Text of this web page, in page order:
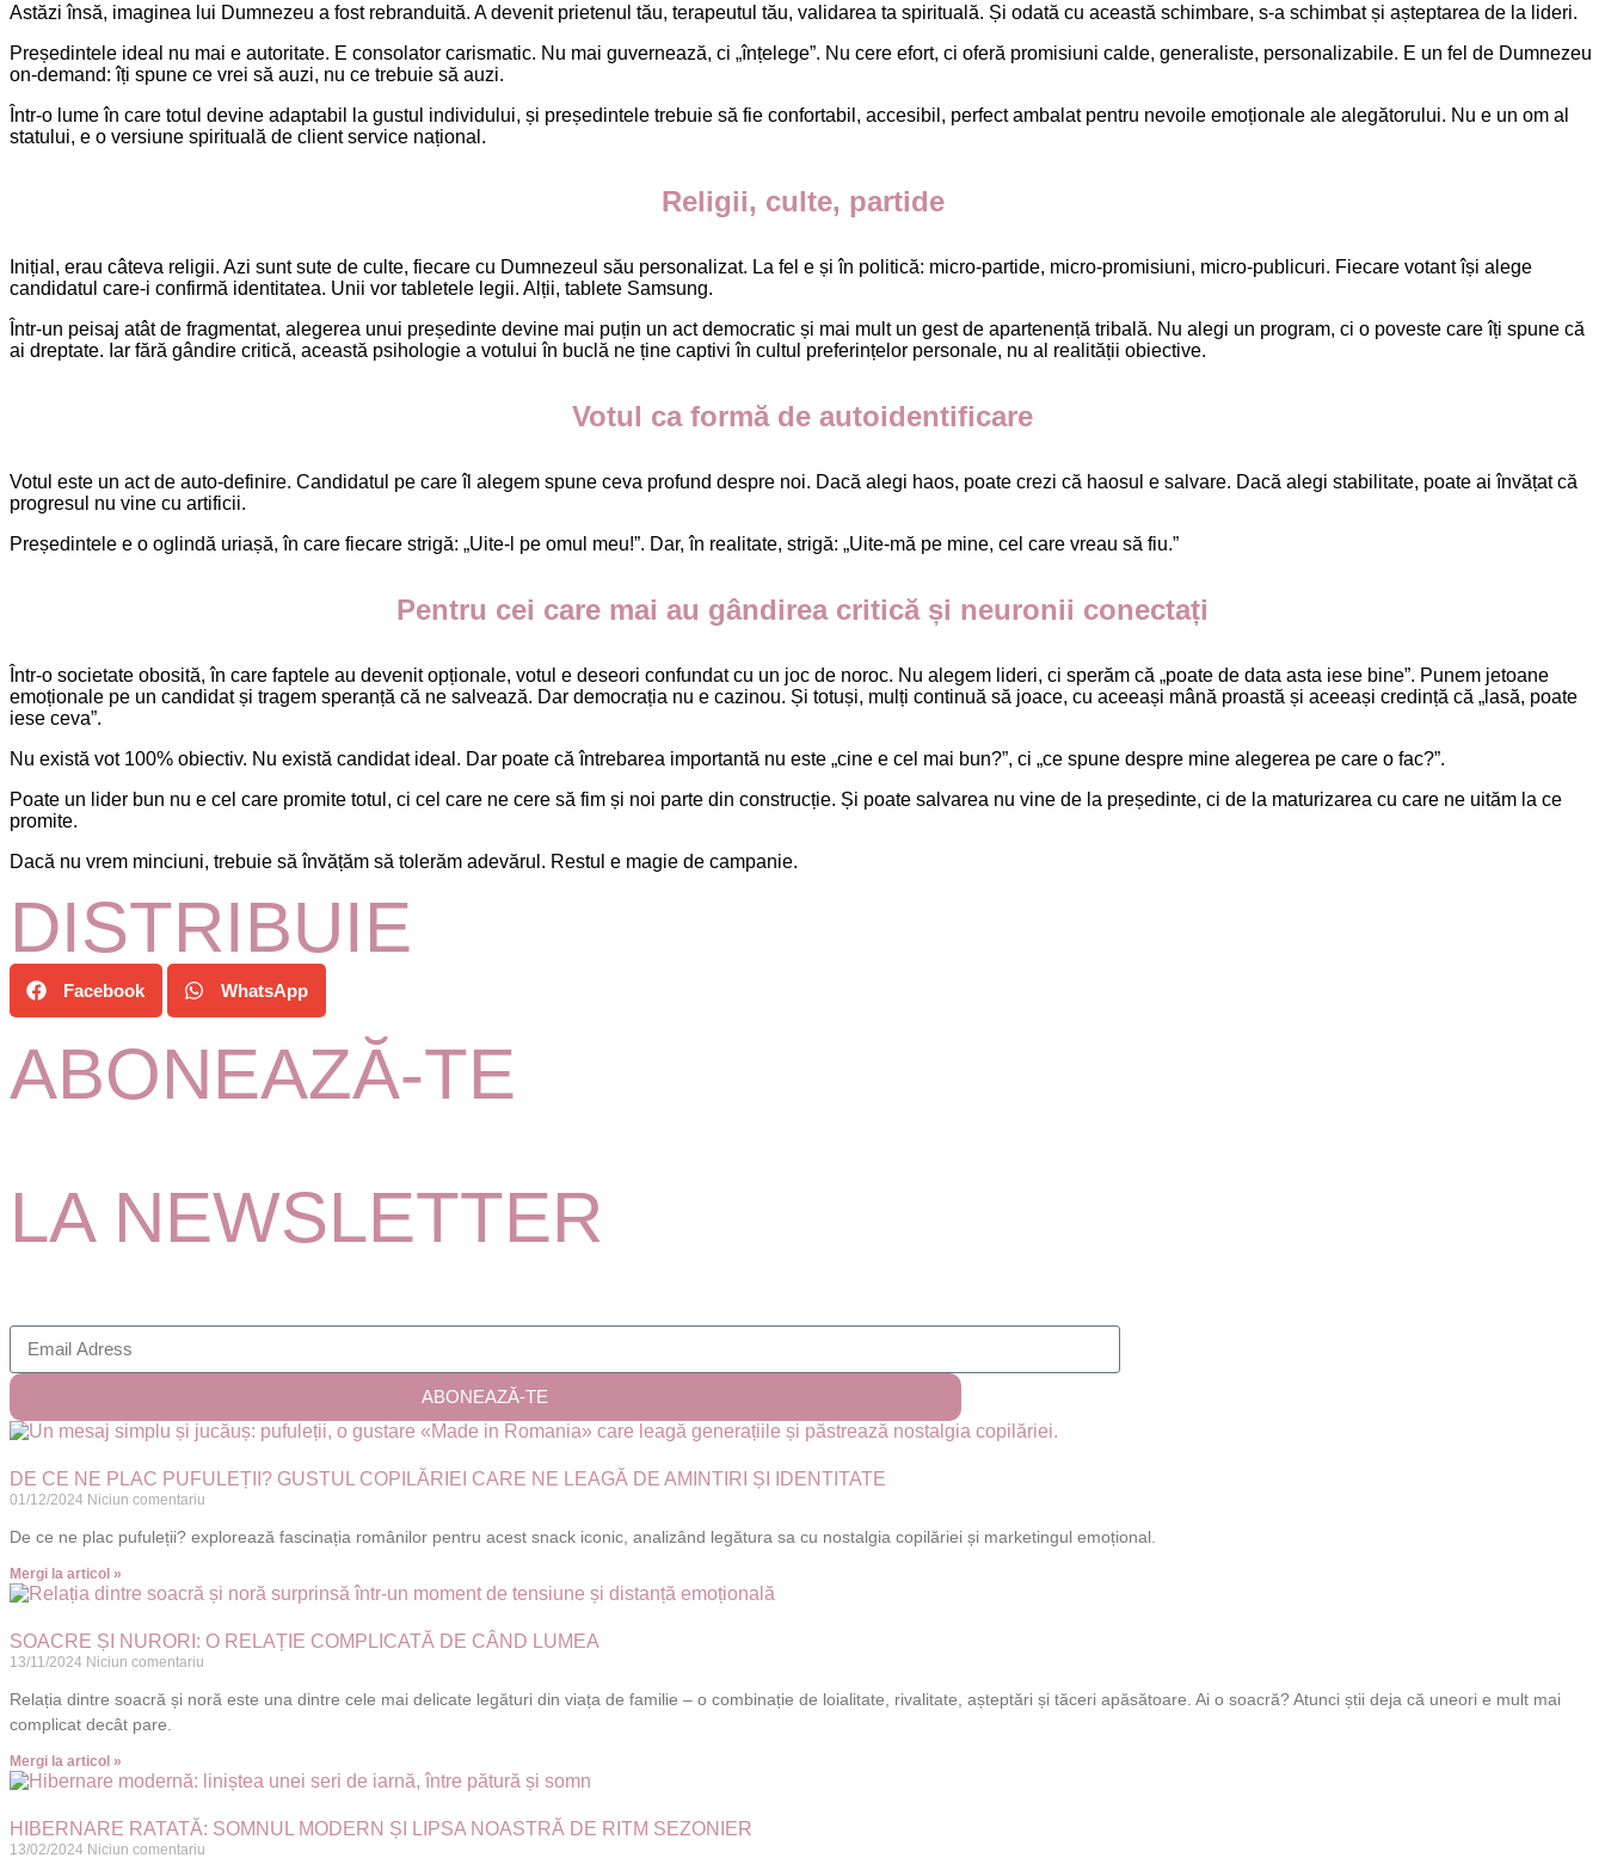
Astăzi însă, imaginea lui Dumnezeu a fost rebranduită. A devenit prietenul tău, terapeutul tău, validarea ta spirituală. Și odată cu această schimbare, s-a schimbat și așteptarea de la lideri.
Președintele ideal nu mai e autoritate. E consolator carismatic. Nu mai guvernează, ci „înțelege”. Nu cere efort, ci oferă promisiuni calde, generaliste, personalizabile. E un fel de Dumnezeu
on-demand: îți spune ce vrei să auzi, nu ce trebuie să auzi.
Într-o lume în care totul devine adaptabil la gustul individului, și președintele trebuie să fie confortabil, accesibil, perfect ambalat pentru nevoile emoționale ale alegătorului. Nu e un om al
statului, e o versiune spirituală de client service național.
Religii, culte, partide
Inițial, erau câteva religii. Azi sunt sute de culte, fiecare cu Dumnezeul său personalizat. La fel e și în politică: micro-partide, micro-promisiuni, micro-publicuri. Fiecare votant își alege
candidatul care-i confirmă identitatea. Unii vor tabletele legii. Alții, tablete Samsung.
Într-un peisaj atât de fragmentat, alegerea unui președinte devine mai puțin un act democratic și mai mult un gest de apartenență tribală. Nu alegi un program, ci o poveste care îți spune că
ai dreptate. Iar fără gândire critică, această psihologie a votului în buclă ne ține captivi în cultul preferințelor personale, nu al realității obiective.
Votul ca formă de autoidentificare
Votul este un act de auto-definire. Candidatul pe care îl alegem spune ceva profund despre noi. Dacă alegi haos, poate crezi că haosul e salvare. Dacă alegi stabilitate, poate ai învățat că
progresul nu vine cu artificii.
Președintele e o oglindă uriașă, în care fiecare strigă: „Uite-l pe omul meu!”. Dar, în realitate, strigă: „Uite-mă pe mine, cel care vreau să fiu.”
Pentru cei care mai au gândirea critică și neuronii conectați
Într-o societate obosită, în care faptele au devenit opționale, votul e deseori confundat cu un joc de noroc. Nu alegem lideri, ci sperăm că „poate de data asta iese bine”. Punem jetoane
emoționale pe un candidat și tragem speranță că ne salvează. Dar democrația nu e cazinou. Și totuși, mulți continuă să joace, cu aceeași mână proastă și aceeași credință că „lasă, poate
iese ceva”.
Nu există vot 100% obiectiv. Nu există candidat ideal. Dar poate că întrebarea importantă nu este „cine e cel mai bun?”, ci „ce spune despre mine alegerea pe care o fac?”.
Poate un lider bun nu e cel care promite totul, ci cel care ne cere să fim și noi parte din construcție. Și poate salvarea nu vine de la președinte, ci de la maturizarea cu care ne uităm la ce
promite.
Dacă nu vrem minciuni, trebuie să învățăm să tolerăm adevărul. Restul e magie de campanie.
DISTRIBUIE
Facebook WhatsApp
ABONEAZĂ-TE
LA NEWSLETTER
ABONEAZĂ-TE
DE CE NE PLAC PUFULEȚII? GUSTUL COPILĂRIEI CARE NE LEAGĂ DE AMINTIRI ȘI IDENTITATE
01/12/2024 Niciun comentariu
De ce ne plac pufuleții? explorează fascinația românilor pentru acest snack iconic, analizând legătura sa cu nostalgia copilăriei și marketingul emoțional.
Mergi la articol »
SOACRE ȘI NURORI: O RELAȚIE COMPLICATĂ DE CÂND LUMEA
13/11/2024 Niciun comentariu
Relația dintre soacră și noră este una dintre cele mai delicate legături din viața de familie – o combinație de loialitate, rivalitate, așteptări și tăceri apăsătoare. Ai o soacră? Atunci știi deja că uneori e mult mai
complicat decât pare.
Mergi la articol »
HIBERNARE RATATĂ: SOMNUL MODERN ȘI LIPSA NOASTRĂ DE RITM SEZONIER
13/02/2024 Niciun comentariu